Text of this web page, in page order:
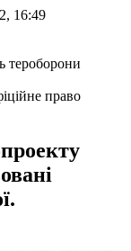
16:49
право